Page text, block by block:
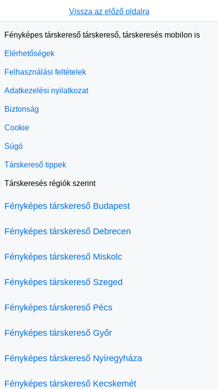
Vissza az előző oldalra
Fényképes társkereső társkereső, társkeresés mobilon is
Elérhetőségek
Felhasználási feltételek
Adatkezelési nyilatkozat
Biztonság
Cookie
Súgó
Társkereső tippek
Társkeresés régiók szerint
Fényképes társkereső Budapest
Fényképes társkereső Debrecen
Fényképes társkereső Miskolc
Fényképes társkereső Szeged
Fényképes társkereső Pécs
Fényképes társkereső Győr
Fényképes társkereső Nyíregyháza
Fényképes társkereső Kecskemét